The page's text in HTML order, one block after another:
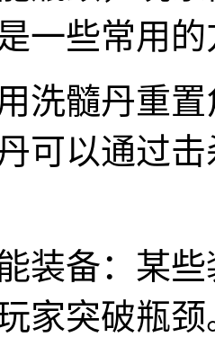
一些常用
洗髓丹重
可以通过
装备：某
家突破瓶颈